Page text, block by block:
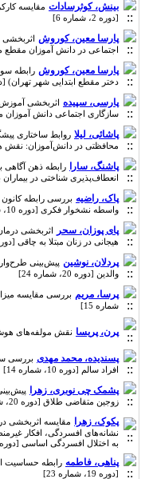
بینش، کوثرسادات مقایسه
[دوره 2، شماره 6]
پارسا معین، کوروش اثربخشی
اجتماعی در دانش آموزان مقطع متوسطه
پارسا معین، کوروش رابطه سواد
دختر مقطع ابتدایی شهر تهران) [دوره 8، شماره
پارسی، سپیده اثربخشی آموزش
سازگاری اجتماعی دانش آموزان مقطع
پاشائی، لیلا روابط ساختاری
محافظتی در دانش‌آموزان: نقش هم
پاشنگ، سارا رابطه ذهن آگاهی با
انعطاف‌پذیری شناختی در بیماران با
پاک، راضیه بررسی رابطه کانون
واسطه نشخوار فکری [دوره 10، شماره 14]
پای پوزان، سحر اثربخشی درمان
هیجانی در زنان مبتلا به چاقی [دوره 4، شماره 8]
پردلان، نوشین پیش‌بینی طرح‌واره
والدین [دوره 20، شماره 24]
پرسا، مریم
شماره 15]
پرن، پریسا نقش مولفه‌های هوش
پسندیده، محمد مهدی بررسی
افراد سالم [دوره 10، شماره 14]
پشمک چی نوبری، زهرا پیش‌بینی
زوجین متقاضی طلاق [دوره 20، شماره 24]
پکوک، زهرا مقایسه‌ اثربخشی
نشانه‌های افسردگی، افکار
به اختلال افسردگی اساسی [دوره 25، شماره 29]
پناهی، فاطمه رابطه حساسیت
[دوره 19، شماره 23]